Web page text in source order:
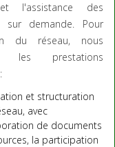
l'assistance des
sur demande. Pour
du réseau, nous
les prestations
et structuration
avec
de documents
la participation